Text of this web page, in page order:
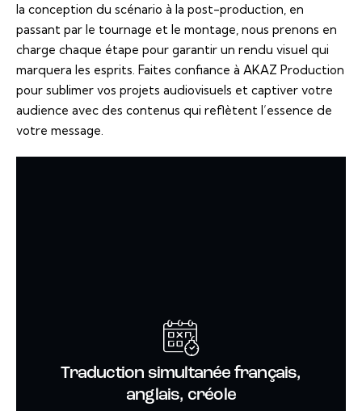
la conception du scénario à la post-production, en
passant par le tournage et le montage, nous prenons en
charge chaque étape pour garantir un rendu visuel qui
marquera les esprits. Faites confiance à AKAZ Production
pour sublimer vos projets audiovisuels et captiver votre
audience avec des contenus qui reflètent l’essence de
votre message.
Traduction simultanée français,
anglais, créole